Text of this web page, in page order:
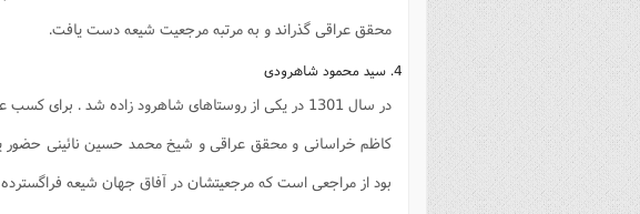
محقق عراقی گذراند و به مرتبه مرجعیت شیعه دست یافت.
4. سید محمود شاهرودی
در سال 1301 در یکی از روستاهای شاهرود زاده شد .
کاظم خراسانی و محقق عراقی و شیخ محمد حسین نائینی حضور
بود از مراجعی است که مرجعیتشان در آفاق جهان شیعه فراگسترده شد. او در سال 1396ق